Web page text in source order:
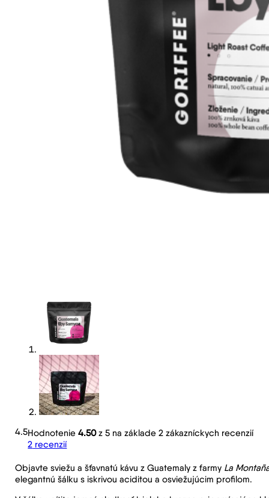
4.5Hodnotenie4.50z 5 na základe2 zákazníckych recenzií
2 recenzií
Objavte sviežu a šťavnatú kávu z Guatemaly z farmy La
elegantnú šálku s iskrivou aciditou a osviežujúcim profilom.